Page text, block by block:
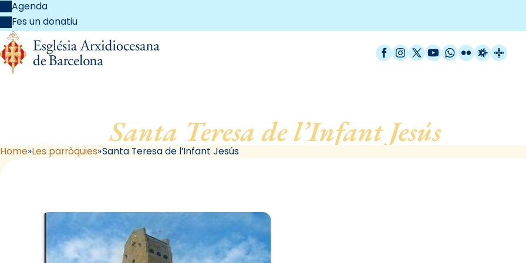
Agenda
Fes un donatiu
Facebook
Instagram
X / Twitter
YouTube
WhatsApp
FlickrRadio
Santa Teresa de l’Infant Jesús, de
Home Les parròquies Santa Teresa de l’Infant Jesús